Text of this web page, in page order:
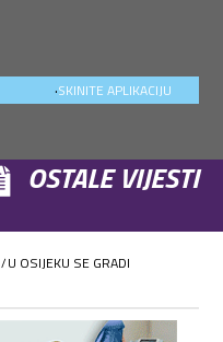
SKINITE APLIKACIJU
.
OSTALE VIJESTI
/U OSIJEKU SE GRADI